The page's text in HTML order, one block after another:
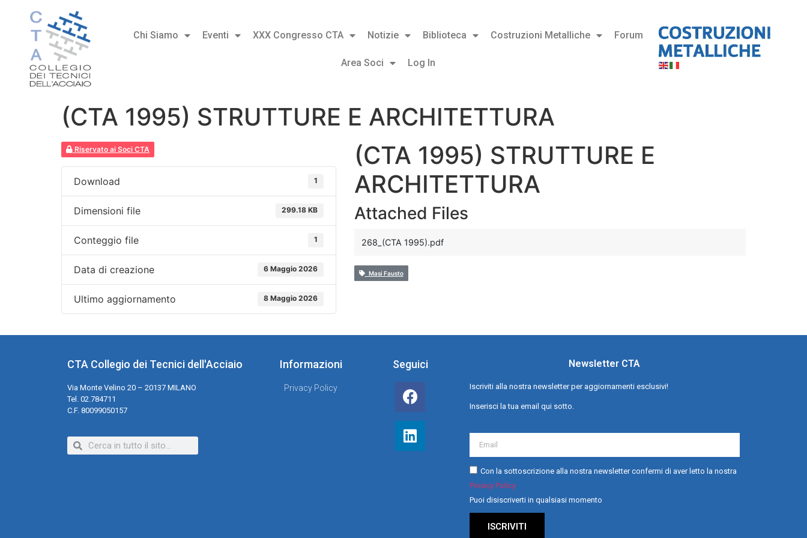
Chi Siamo Eventi XXX Congresso CTA Notizie Biblioteca Costruzioni Metalliche Forum
Area Soci Log In
(CTA 1995) STRUTTURE E ARCHITETTURA
Riservato ai Soci CTA
Download 1
Dimensioni file 299.18 KB
Conteggio file 1
Data di creazione 6 Maggio 2026
Ultimo aggiornamento 8 Maggio 2026
(CTA 1995) STRUTTURE E
ARCHITETTURA
Attached Files
268_(CTA 1995).pdf
Masi Fausto
CTA Collegio dei Tecnici dell'Acciaio
Via Monte Velino 20 – 20137 MILANO
Tel. 02.784711
C.F. 80099050157
Informazioni
Privacy Policy
Seguici Newsletter CTA
Iscriviti alla nostra newsletter per aggiornamenti esclusivi!
Inserisci la tua email qui sotto.
Con la sottoscrizione alla nostra newsletter confermi di aver letto la nostra
Privacy Policy
Puoi disiscriverti in qualsiasi momento
ISCRIVITI